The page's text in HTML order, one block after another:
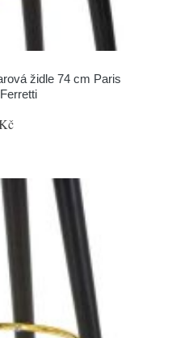
židle 74 cm Paris